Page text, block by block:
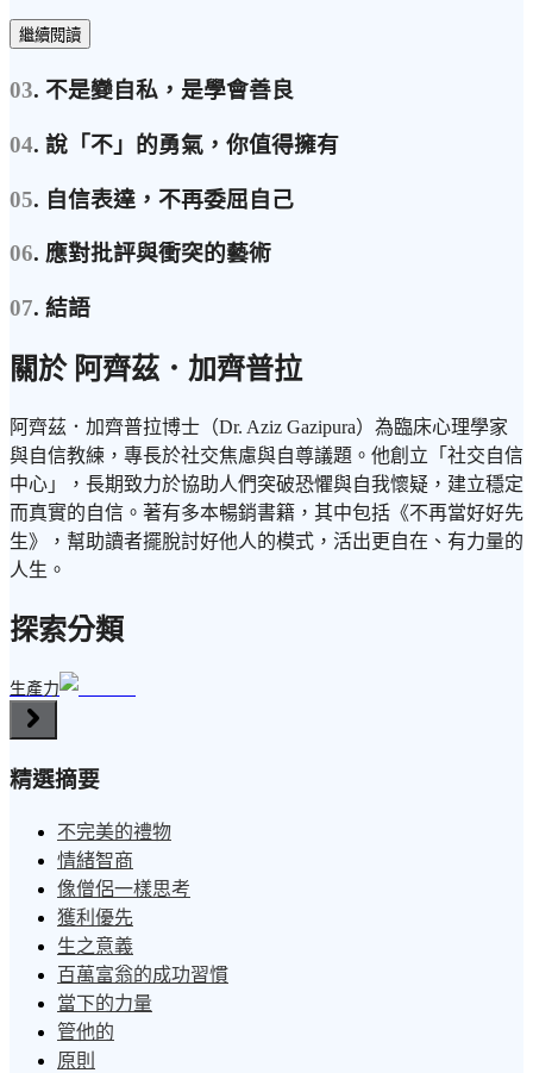
繼續閱讀
03. 不是變自私，是學會善良
04. 說「不」的勇氣，你值得擁有
05. 自信表達，不再委屈自己
06. 應對批評與衝突的藝術
07. 結語
關於 阿齊茲．加齊普拉
阿齊茲．加齊普拉博士（Dr. Aziz Gazipura）為臨床心理學家
與自信教練，專長於社交焦慮與自尊議題。他創立「社交自信
中心」，長期致力於協助人們突破恐懼與自我懷疑，建立穩定
而真實的自信。著有多本暢銷書籍，其中包括《不再當好好先
生》，幫助讀者擺脫討好他人的模式，活出更自在、有力量的
人生。
探索分類
生產力
精選摘要
不完美的禮物
情緒智商
像僧侶一樣思考
獲利優先
生之意義
百萬富翁的成功習慣
當下的力量
管他的
原則